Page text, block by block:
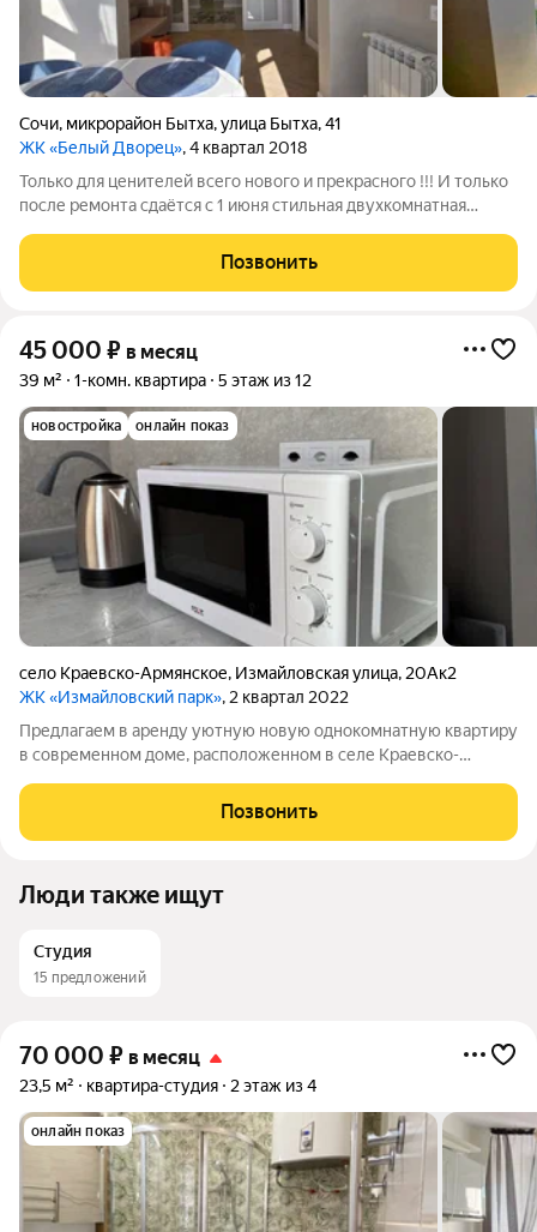
Сочи, микрорайон Бытха,улица Бытха,41
ЖК «Белый Дворец», 4 квартал 2018
Только для ценителей всего нового и прекрасного !!! И только
после ремонта сдаётся с 1 июня стильная двухкомнатная
площадь жилья составляет 60 кв. м, жилая 40 кв. м, кухня 10
кв. м.
Позвонить
45 000 ₽ в месяц
39 м² 1-комн. квартира 5 этаж из 12
новостройка онлайн показ
село Краевско-Армянское, Измайловская улица, 20Ак2
ЖК «Измайловский парк», 2 квартал 2022
Предлагаем в аренду уютную новую однокомнатную квартиру
в современном доме, расположенном в селе Краевско-
находится на 5 этаже 13-этажного дома, построенного в 2022
году. Общая площадь
Позвонить
Люди также ищут
Студия
15 предложений
70 000 ₽ в месяц
23,5 м² квартира-студия 2 этаж из 4
онлайн показ